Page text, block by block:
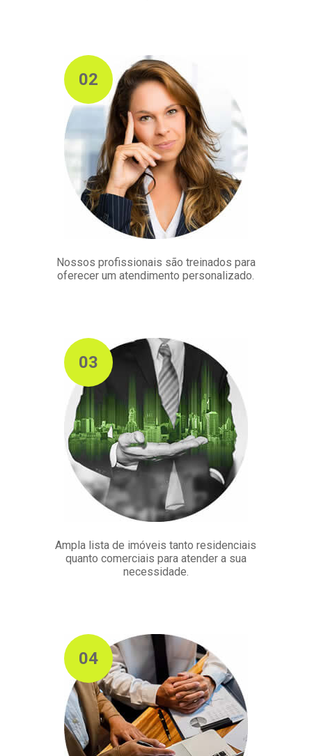
02
Nossos profissionais são treinados para
oferecer um atendimento personalizado.
03
Ampla lista de imóveis tanto residenciais
quanto comerciais para atender a sua
necessidade.
04